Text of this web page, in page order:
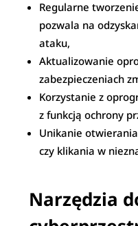
Regularne
pozwala na
ataku,
Aktualizowanie
zabezpieczeniach
Korzystanie z
z funkcją ochrony
Unikanie
czy klikania w
Narzędzia